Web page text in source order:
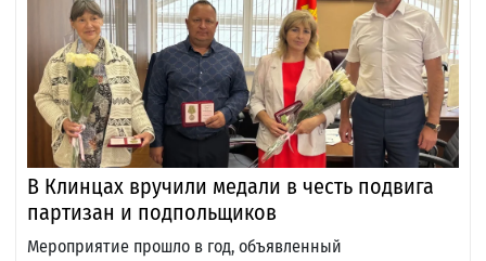
В Клинцах вручили медали в честь подвига
партизан и подпольщиков
Мероприятие прошло в год, объявленный